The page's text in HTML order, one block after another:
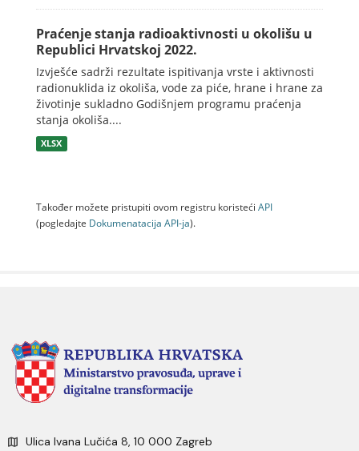
Praćenje stanja radioaktivnosti u okolišu u
Republici Hrvatskoj 2022.
Izvješće sadrži rezultate ispitivanja vrste i aktivnosti
radionuklida iz okoliša, vode za piće, hrane i hrane za
životinje sukladno Godišnjem programu praćenja
stanja okoliša....
XLSX
Također možete pristupiti ovom registru koristeći API
(pogledajte Dokumenаtаcijа API-jа).